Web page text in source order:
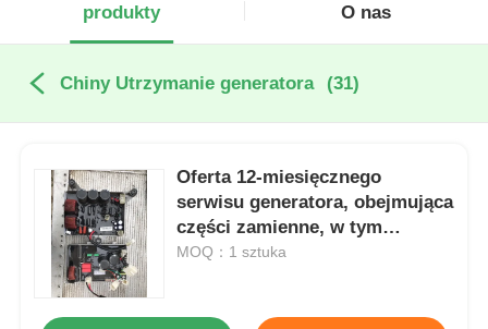
produkty O nas
Chiny Utrzymanie generatora (31)
Oferta 12-miesięcznego
serwisu generatora, obejmująca
części zamienne, w tym
wymianę tłoków, w celu
MOQ：1 sztuka